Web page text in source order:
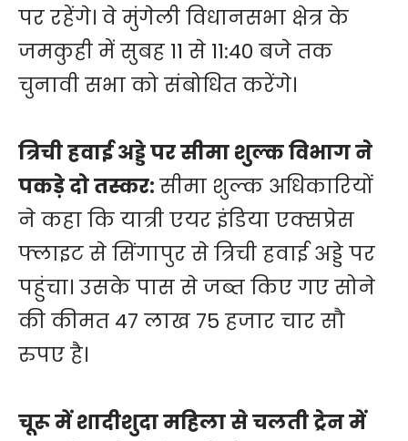
पर रहेंगे। वे मुंगेली विधानसभा क्षेत्र के
जमकुही में सुबह 11 से 11:40 बजे तक
चुनावी सभा को संबोधित करेंगे।
त्रिची हवाई अड्डे पर सीमा शुल्क विभाग ने
पकड़े दो तस्कर:सीमा शुल्क अधिकारियों
ने कहा कि यात्री एयर इंडिया एक्सप्रेस
फ्लाइट से सिंगापुर से त्रिची हवाई अड्डे पर
पहुंचा। उसके पास से जब्त किए गए सोने
की कीमत 47 लाख 75 हजार चार सौ
रुपए है।
चूरू में शादीशुदा महिला से चलती ट्रेन में